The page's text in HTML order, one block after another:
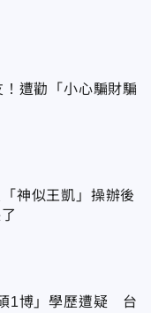
遭勸「小心騙財騙
神似王凱」操辦後
1博」學歷遭疑 台